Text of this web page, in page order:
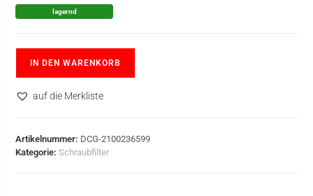
lagernd
IN DEN WARENKORB
auf die Merkliste
Artikelnummer: DCG-2100236599
Kategorie:Schraubfilter